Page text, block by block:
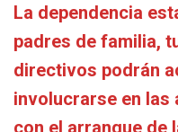
La dependencia
padres de familia,
directivos podrán
involucrarse en las
con el arranque de